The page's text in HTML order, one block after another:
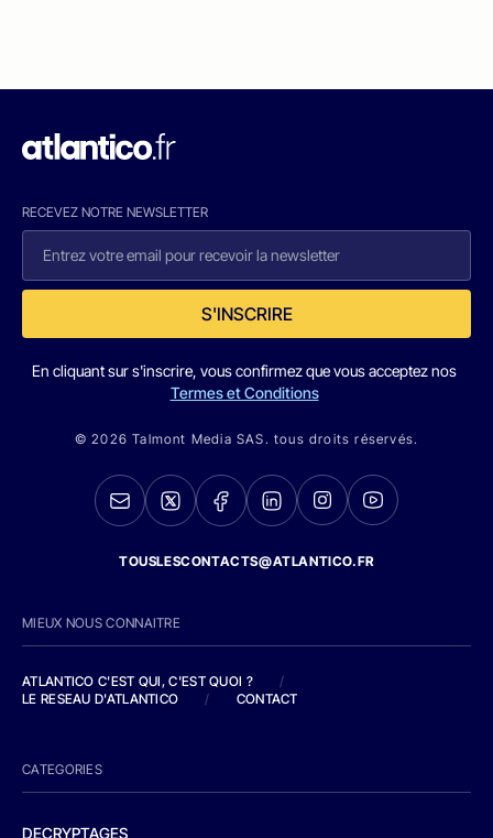
RECEVEZ NOTRE NEWSLETTER
S'INSCRIRE
En cliquant sur s'inscrire, vous confirmez que vous acceptez nos
Termes et Conditions
© 2026 Talmont Media SAS. tous droits réservés.
TOUSLESCONTACTS@ATLANTICO.FR
MIEUX NOUS CONNAITRE
ATLANTICO C'EST QUI, C'EST QUOI ?
/
LE RESEAU D'ATLANTICO
/ CONTACT
CATEGORIES
DECRYPTAGES